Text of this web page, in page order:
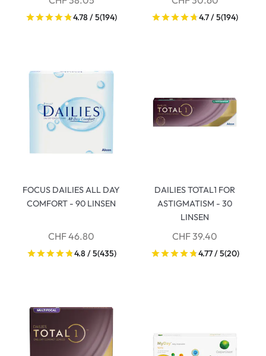
4.78 / 5(194) 4.7 / 5(194)
FOCUS DAILIES ALL DAY
COMFORT - 90 LINSEN
CHF 46.80
4.8 / 5(435)
DAILIES TOTAL1 FOR
ASTIGMATISM - 30
LINSEN
CHF 39.40
4.77 / 5(20)